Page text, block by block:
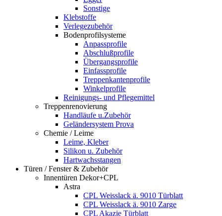
Sonstige
Klebstoffe
Verlegezubehör
Bodenprofilsysteme
Anpassprofile
Abschlußprofile
Übergangsprofile
Einfassprofile
Treppenkantenprofile
Winkelprofile
Reinigungs- und Pflegemittel
Treppenrenovierung
Handläufe u.Zubehör
Geländersystem Prova
Chemie / Leime
Leime, Kleber
Silikon u. Zubehör
Hartwachsstangen
Türen / Fenster & Zubehör
Innentüren Dekor+CPL
Astra
CPL Weisslack ä. 9010 Türblatt
CPL Weisslack ä. 9010 Zarge
CPL Akazie Türblatt